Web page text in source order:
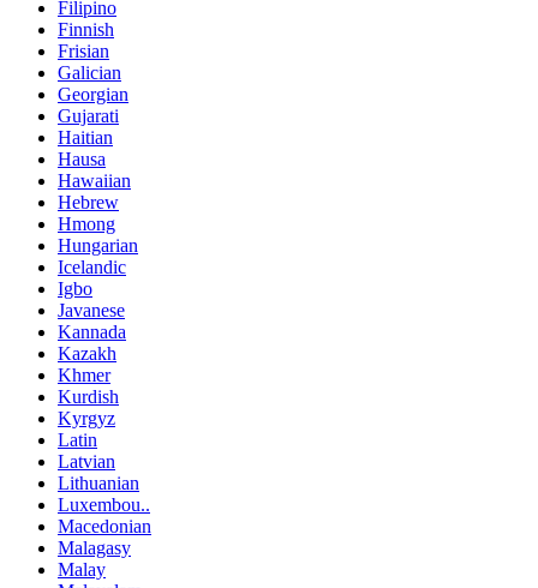
Filipino
Finnish
Frisian
Galician
Georgian
Gujarati
Haitian
Hausa
Hawaiian
Hebrew
Hmong
Hungarian
Icelandic
Igbo
Javanese
Kannada
Kazakh
Khmer
Kurdish
Kyrgyz
Latin
Latvian
Lithuanian
Luxembou..
Macedonian
Malagasy
Malay